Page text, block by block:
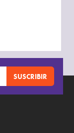
2008/01/un-